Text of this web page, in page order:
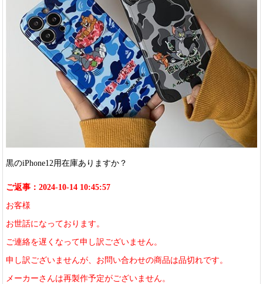
黒のiPhone12用在庫ありますか？
ご返事：2024-10-14 10:45:57
お客様
お世話になっております。
ご連絡を遅くなって申し訳ございません。
申し訳ございませんが、お問い合わせの商品は品切れです。
メーカーさんは再製作予定がございません。